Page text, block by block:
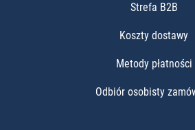
Strefa B2B
Koszty dostawy
Metody płatności
Odbiór osobisty